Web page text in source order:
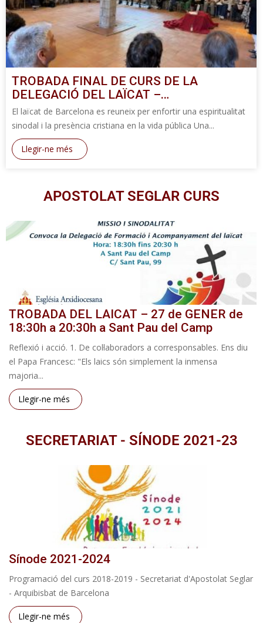
TROBADA FINAL DE CURS DE LA
DELEGACIÓ DEL LAÏCAT –…
El laïcat de Barcelona es reuneix per enfortir una espiritualitat
sinodal i la presència cristiana en la vida pública Una...
Llegir-ne més
APOSTOLAT SEGLAR CURS
TROBADA DEL LAICAT – 27 de GENER de
18:30h a 20:30h a Sant Pau del Camp
Reflexió i acció. 1. De col·laboradors a corresponsables. Ens diu
el Papa Francesc: "Els laics són simplement la inmensa
majoria...
Llegir-ne més
SECRETARIAT - SÍNODE 2021-23
Sínode 2021-2024
Programació del curs 2018-2019 - Secretariat d'Apostolat Seglar
- Arquibisbat de Barcelona
Llegir-ne més